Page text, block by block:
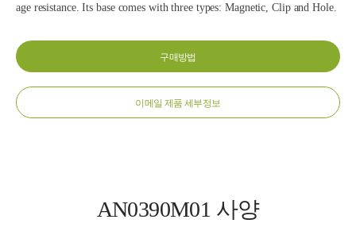
age resistance. Its base comes with three types: Magnetic, Clip and Hole.
구매방법
이메일 제품 세부정보
AN0390M01 사양